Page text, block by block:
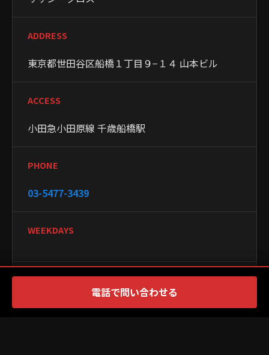
ADDRESS
東京都世田谷区船橋１丁目９−１４ 山本ビル
ACCESS
小田急小田原線 千歳船橋駅
PHONE
03-5477-3439
WEEKDAYS
WEEKENDS
電話で問い合わせる